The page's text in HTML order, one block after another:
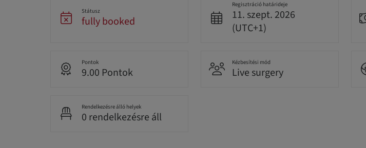
Státusz
fully booked
Regisztráció határideje
11. szept. 2026
(UTC+1)
Pontok
9.00 Pontok
Kézbesítési mód
Live surgery
Rendelkezésre álló helyek
0 rendelkezésre áll